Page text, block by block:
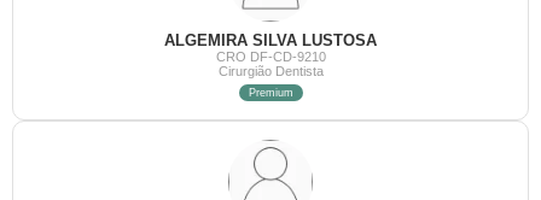
ALGEMIRA SILVA LUSTOSA
CRO DF-CD-9210
Cirurgião Dentista
Premium